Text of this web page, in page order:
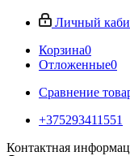
Личный
Корзина0
Отложенные0
Сравнение
+375293411551
Контактная